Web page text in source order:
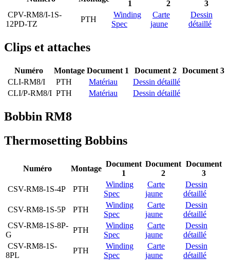
1
2
3
CPV-RM8/I-1S-
12PD-TZ
PTH
Winding
Spec
Carte
jaune
Dessin
détaillé
Clips et attaches
Numéro Montage Document 1 Document 2
Document 3
CLI-RM8/I
PTH Matériau
Dessin détaillé
CLI/P-RM8/I PTH Matériau Dessin détaillé
Bobbin RM8
Thermosetting Bobbins
Numéro Montage
Document
1
Document
2
Document
3
CSV-RM8-1S-4P
PTH
Winding
Spec
Carte
jaune
Dessin
détaillé
CSV-RM8-1S-5P
PTH
Winding
Spec
Carte
jaune
Dessin
détaillé
CSV-RM8-1S-8P-
G
PTH
Winding
Spec
Carte
jaune
Dessin
détaillé
CSV-RM8-1S-
8PL
PTH
Winding
Spec
Carte
jaune
Dessin
détaillé